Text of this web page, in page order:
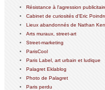
Résistance à l'agression
Cabinet de curiosités d'Eric
Lieux abandonnés de Nathan
Arts muraux, street-art
Street-marketing
ParisCool
Paris Label, art urbain et ludique
Palagret Eklablog
Photo de Palagret
Paris perdu